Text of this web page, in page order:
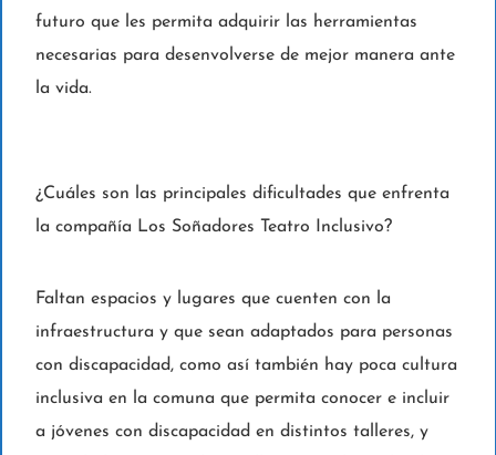
futuro que les permita adquirir las herramientas
necesarias para desenvolverse de mejor manera ante
la vida.
¿Cuáles son las principales dificultades que enfrenta
la compañía Los Soñadores Teatro Inclusivo?
Faltan espacios y lugares que cuenten con la
infraestructura y que sean adaptados para personas
con discapacidad, como así también hay poca cultura
inclusiva en la comuna que permita conocer e incluir
a jóvenes con discapacidad en distintos talleres, y